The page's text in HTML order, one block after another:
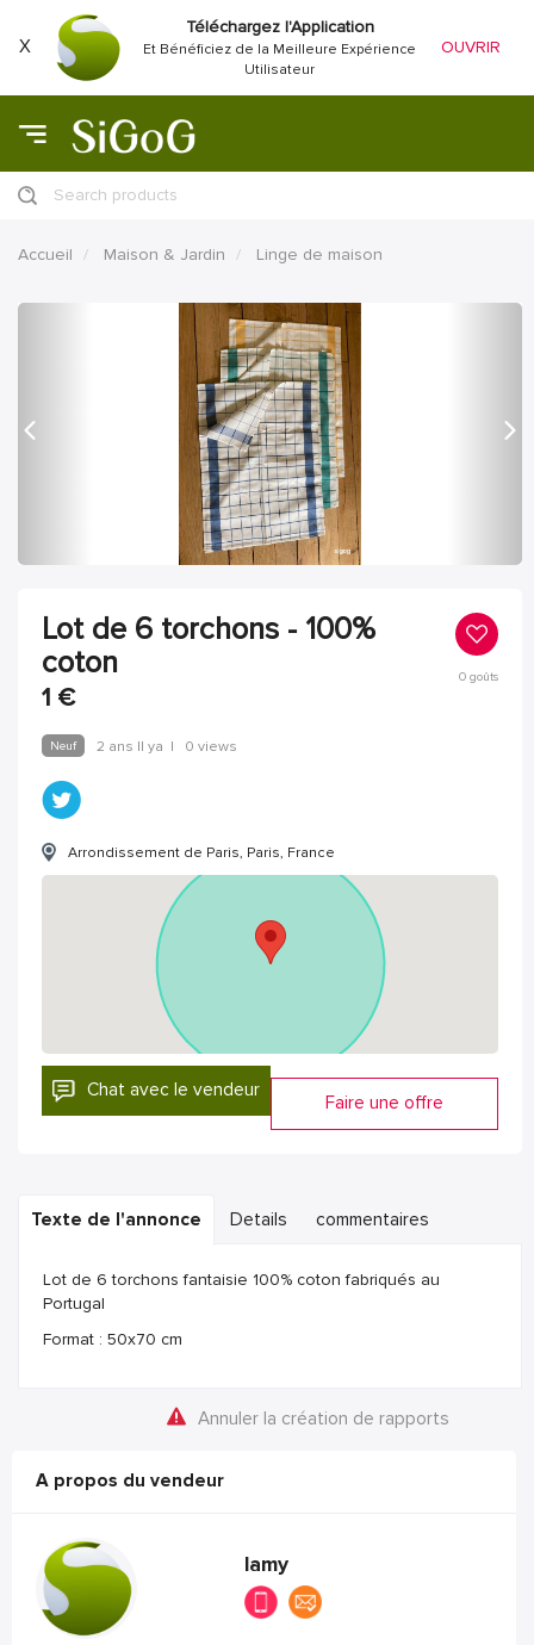
X
Téléchargez l'Application
Et Bénéficiez de la Meilleure Expérience
Utilisateur
OUVRIR
Search products
Accueil Maison & Jardin Linge de maison
Lot de 6 torchons - 100%
coton
1 €
0goûts
Neuf 2 ans Il ya | 0 views
Arrondissement de Paris, Paris, France
Chat avec le vendeur
Faire une offre
Texte de l'annonce Details commentaires
Lot de 6 torchons fantaisie 100% coton fabriqués au
Portugal
Format : 50x70 cm
Annuler la création de rapports
A propos du vendeur
lamy